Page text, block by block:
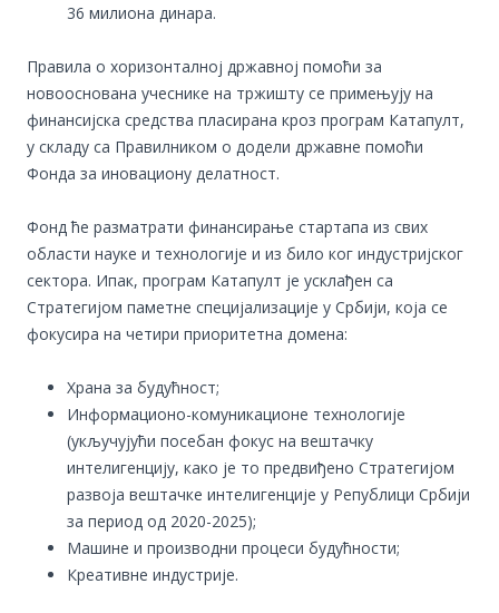
36 милиона динара.
Правила о хоризонталној државној помоћи за
новооснована учеснике на тржишту се примењују на
финансијска средства пласирана кроз програм Катапулт,
у складу са Правилником о додели државне помоћи
Фонда за иновациону делатност.
Фонд ће разматрати финансирање стартапа из свих
области науке и технологије и из било ког индустријског
сектора. Ипак, програм Катапулт је усклађен са
Стратегијом паметне специјализације у Србији, која се
фокусира на четири приоритетна домена:
Храна за будућност;
Информационо-комуникационе технологије
(укључујући посебан фокус на вештачку
интелигенцију, како је то предвиђено Стратегијом
развоја вештачке интелигенције у Републици Србији
за период од 2020-2025);
Машине и производни процеси будућности;
Креативне индустрије.